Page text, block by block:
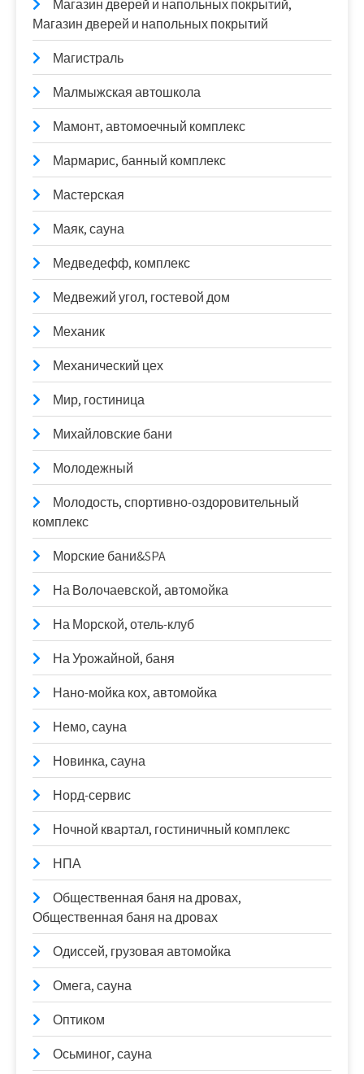
Магазин дверей и напольных покрытий,
Магазин дверей и напольных покрытий
Магистраль
Малмыжская автошкола
Мамонт, автомоечный комплекс
Мармарис, банный комплекс
Мастерская
Маяк, сауна
Медведефф, комплекс
Медвежий угол, гостевой дом
Механик
Механический цех
Мир, гостиница
Михайловские бани
Молодежный
Молодость, спортивно-оздоровительный
комплекс
Морские бани&SPA
На Волочаевской, автомойка
На Морской, отель-клуб
На Урожайной, баня
Нано-мойка кох, автомойка
Немо, сауна
Новинка, сауна
Норд-сервис
Ночной квартал, гостиничный комплекс
НПА
Общественная баня на дровах,
Общественная баня на дровах
Одиссей, грузовая автомойка
Омега, сауна
Оптиком
Осьминог, сауна